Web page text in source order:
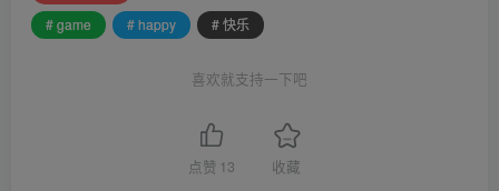
# game
# happy # 快乐
喜欢就支持一下吧
点赞 13 收藏